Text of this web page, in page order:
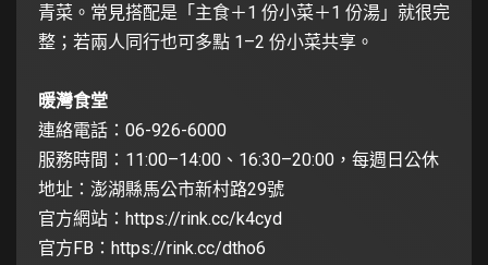
青菜。常見搭配是「主食＋1 份小菜＋1 份湯」就很完
整；若兩人同行也可多點 1–2 份小菜共享。
暖灣食堂
連絡電話：06-926-6000
服務時間：11:00–14:00、16:30–20:00，每週日公休
地址：澎湖縣馬公市新村路29號
官方網站： https://rink.cc/k4cyd
官方FB： https://rink.cc/dtho6